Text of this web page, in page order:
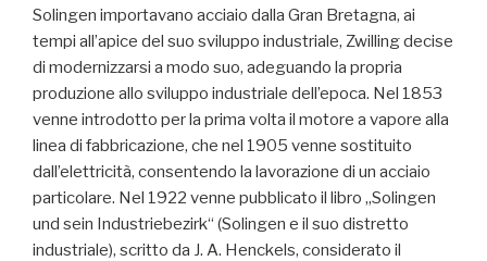
Solingen importavano acciaio dalla Gran Bretagna, ai
tempi all’apice del suo sviluppo industriale, Zwilling decise
di modernizzarsi a modo suo, adeguando la propria
produzione allo sviluppo industriale dell’epoca. Nel 1853
venne introdotto per la prima volta il motore a vapore alla
linea di fabbricazione, che nel 1905 venne sostituito
dall’elettricità, consentendo la lavorazione di un acciaio
particolare. Nel 1922 venne pubblicato il libro „Solingen
und sein Industriebezirk“ (Solingen e il suo distretto
industriale), scritto da J. A. Henckels, considerato il